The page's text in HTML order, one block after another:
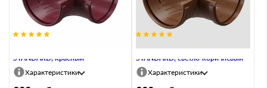
STANDARD, красный
Характеристики
Угловой элемент 90° внешний
STANDARD, светло-коричневый
Характеристики